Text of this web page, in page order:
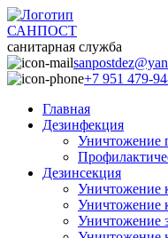
САНПОСТ
санитарная служба
+7 951 479-
Главная
Дезинфекция
Уничтожение
Дезинсекция
Уничтожение
Уничтожение
Уничтожение